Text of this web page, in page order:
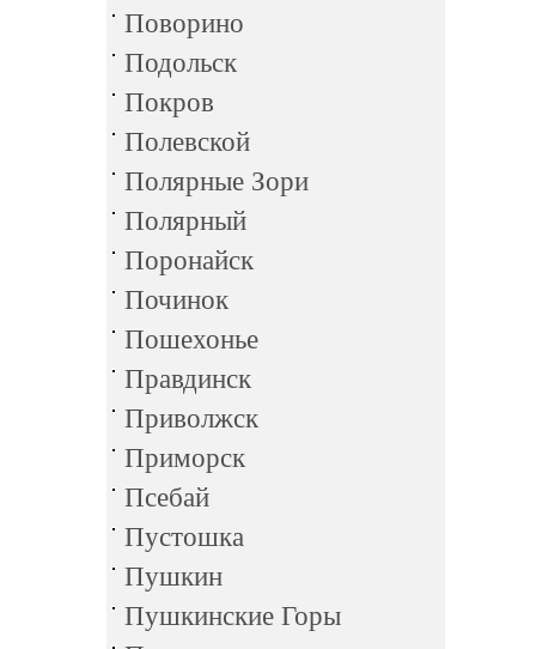
Поворино
Подольск
Покров
Полевской
Полярные Зори
Полярный
Поронайск
Починок
Пошехонье
Правдинск
Приволжск
Приморск
Псебай
Пустошка
Пушкин
Пушкинские Горы